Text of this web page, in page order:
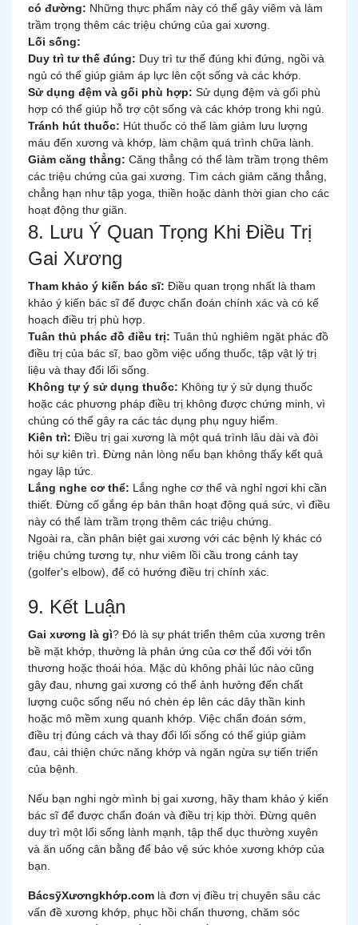
có đường: Những thực phẩm này có thể gây viêm và làm
trầm trọng thêm các triệu chứng của gai xương.
Lối sống:
Duy trì tư thế đúng: Duy trì tư thế đúng khi đứng, ngồi và
ngủ có thể giúp giảm áp lực lên cột sống và các khớp.
Sử dụng đệm và gối phù hợp: Sử dụng đệm và gối phù
hợp có thể giúp hỗ trợ cột sống và các khớp trong khi ngủ.
Tránh hút thuốc: Hút thuốc có thể làm giảm lưu lượng
máu đến xương và khớp, làm chậm quá trình chữa lành.
Giảm căng thẳng: Căng thẳng có thể làm trầm trọng thêm
các triệu chứng của gai xương. Tìm cách giảm căng thẳng,
chẳng hạn như tập yoga, thiền hoặc dành thời gian cho các
hoạt động thư giãn.
8. Lưu Ý Quan Trọng Khi Điều Trị
Gai Xương
Tham khảo ý kiến bác sĩ: Điều quan trọng nhất là tham
khảo ý kiến bác sĩ để được chẩn đoán chính xác và có kế
hoạch điều trị phù hợp.
Tuân thủ phác đồ điều trị: Tuân thủ nghiêm ngặt phác đồ
điều trị của bác sĩ, bao gồm việc uống thuốc, tập vật lý trị
liệu và thay đổi lối sống.
Không tự ý sử dụng thuốc: Không tự ý sử dụng thuốc
hoặc các phương pháp điều trị không được chứng minh, vì
chúng có thể gây ra các tác dụng phụ nguy hiểm.
Kiên trì: Điều trị gai xương là một quá trình lâu dài và đòi
hỏi sự kiên trì. Đừng nản lòng nếu bạn không thấy kết quả
ngay lập tức.
Lắng nghe cơ thể: Lắng nghe cơ thể và nghỉ ngơi khi cần
thiết. Đừng cố gắng ép bản thân hoạt động quá sức, vì điều
này có thể làm trầm trọng thêm các triệu chứng.
Ngoài ra, cần phân biệt gai xương với các bệnh lý khác có
triệu chứng tương tự, như viêm lồi cầu trong cánh tay
(golfer's elbow), để có hướng điều trị chính xác.
9. Kết Luận
Gai xương là gì? Đó là sự phát triển thêm của xương trên
bề mặt khớp, thường là phản ứng của cơ thể đối với tổn
thương hoặc thoái hóa. Mặc dù không phải lúc nào cũng
gây đau, nhưng gai xương có thể ảnh hưởng đến chất
lượng cuộc sống nếu nó chèn ép lên các dây thần kinh
hoặc mô mềm xung quanh khớp. Việc chẩn đoán sớm,
điều trị đúng cách và thay đổi lối sống có thể giúp giảm
đau, cải thiện chức năng khớp và ngăn ngừa sự tiến triển
của bệnh.
Nếu bạn nghi ngờ mình bị gai xương, hãy tham khảo ý kiến
bác sĩ để được chẩn đoán và điều trị kịp thời. Đừng quên
duy trì một lối sống lành mạnh, tập thể dục thường xuyên
và ăn uống cân bằng để bảo vệ sức khỏe xương khớp của
bạn.
BácsỹXươngkhớp.com là đơn vị điều trị chuyên sâu các
vấn đề xương khớp, phục hồi chấn thương, chăm sóc